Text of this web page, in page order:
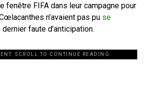
fenêtre FIFA dans leur campagne pour
n’avaient pas pu se
dernier faute d’anticipation.
SCROLL TO CONTINUE READING.